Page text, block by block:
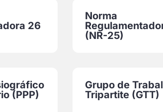
26
Norma
(NR-25)
(PPP)
Grupo de
Tripartite (GTT)